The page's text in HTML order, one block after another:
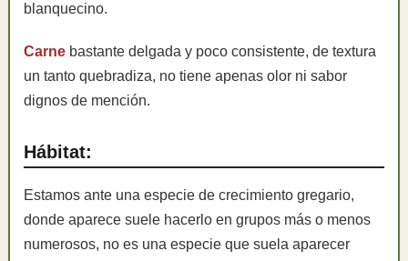
blanquecino.
Carne bastante delgada y poco consistente, de textura
un tanto quebradiza, no tiene apenas olor ni sabor
dignos de mención.
Hábitat:
Estamos ante una especie de crecimiento gregario,
donde aparece suele hacerlo en grupos más o menos
numerosos, no es una especie que suela aparecer